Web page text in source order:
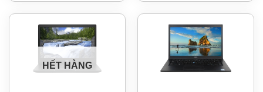
HẾT HÀNG